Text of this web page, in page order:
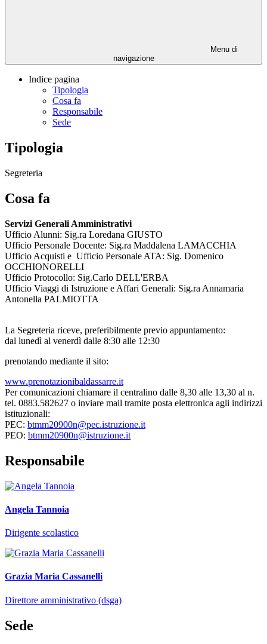
Menu di
navigazione
Indice pagina
Tipologia
Cosa fa
Responsabile
Sede
Tipologia
Segreteria
Cosa fa
Servizi Generali Amministrativi
Ufficio Alunni: Sig.ra Loredana GIUSTO
Ufficio Personale Docente: Sig.ra Maddalena LAMACCHIA
Ufficio Acquisti e Ufficio Personale ATA: Sig. Domenico
OCCHIONORELLI
Ufficio Protocollo: Sig.Carlo DELL'ERBA
Ufficio Viaggi di Istruzione e Affari Generali: Sig.ra Annamaria
Antonella PALMIOTTA
La Segreteria riceve, preferibilmente previo appuntamento:
dal lunedì al venerdì dalle 8:30 alle 12:30
prenotando mediante il sito:
www.prenotazionibaldassarre.it
Per comunicazioni chiamare il centralino dalle 8,30 alle 13,30 al n.
tel. 0883.582627 o inviare mail tramite posta elettronica agli indirizzi
istituzionali:
PEC: btmm20900n@pec.istruzione.it
PEO: btmm20900n@istruzione.it
Responsabile
Angela Tannoia
Dirigente scolastico
Grazia Maria Cassanelli
Direttore amministrativo (dsga)
Sede